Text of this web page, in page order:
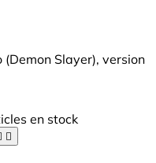
Slayer), version
en stock
